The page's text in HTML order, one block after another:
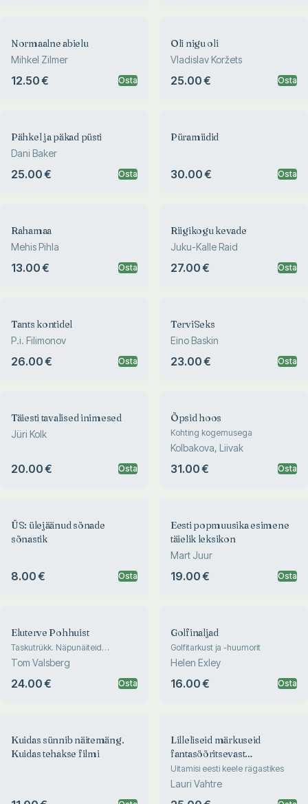
Normaalne abielu
Mihkel Zilmer
12.50 € Osta
Oli nigu oli
Vladislav Koržets
25.00 € Osta
Pähkel ja päkad püsti
Dani Baker
25.00 € Osta
Püramiidid
30.00 € Osta
Rahamaa
Mehis Pihla
13.00 € Osta
Riigikogu kevade
Juku-Kalle Raid
27.00 € Osta
Tants kontidel
P.i. Filimonov
26.00 € Osta
TerviSeks
Eino Baskin
23.00 € Osta
Täiesti tavalised inimesed
Jüri Kolk
20.00 € Osta
Õpsid hoos
Kohting kogemusega
Kolbakova, Liivak
31.00 € Osta
ÜS: ülejäänud sõnade
sõnastik
8.00 € Osta
Eesti popmuusika esimene
täielik leksikon
Mart Juur
19.00 € Osta
Eluterve Pohhuist
Taskutrükk. Näpunäiteid
stressivabaks eluks
Tom Valsberg
24.00 € Osta
Golfinaljad
Golfitarkust ja -huumorit
Helen Exley
16.00 € Osta
Kuidas sünnib näitemäng.
Kuidas tehakse filmi
Lilleliseid märkuseid
fantasööritsevast
vaalaskitsest
Uitamisi eesti keele rägastikes
Lauri Vahtre